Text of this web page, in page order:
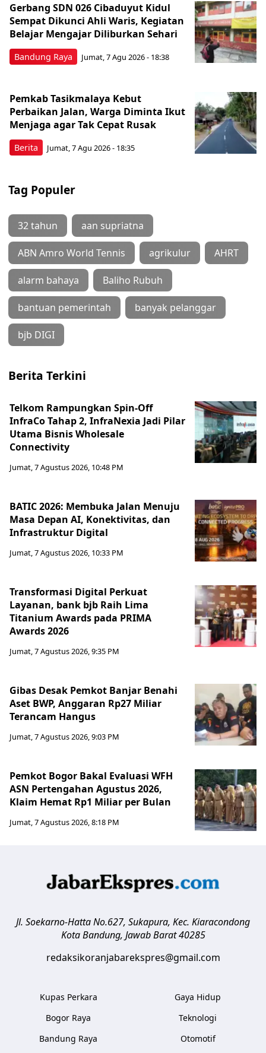
Bandung Raya
Gerbang SDN 026 Cibaduyut Kidul
Sempat Dikunci Ahli Waris, Kegiatan
Belajar Mengajar Diliburkan Sehari
Jumat, 7 Agu 2026 - 18:38
Berita
Pemkab Tasikmalaya Kebut
Perbaikan Jalan, Warga Diminta Ikut
Menjaga agar Tak Cepat Rusak
Jumat, 7 Agu 2026 - 18:35
Tag Populer
32 tahun aan supriatna
ABN Amro World Tennis agrikulur AHRT
alarm bahaya Baliho Rubuh
bantuan pemerintah banyak pelanggar
bjb DIGI
Berita Terkini
Telkom Rampungkan Spin-Off
InfraCo Tahap 2, InfraNexia Jadi Pilar
Utama Bisnis Wholesale
Connectivity
Jumat, 7 Agustus 2026, 10:48 PM
BATIC 2026: Membuka Jalan Menuju
Masa Depan AI, Konektivitas, dan
Infrastruktur Digital
Jumat, 7 Agustus 2026, 10:33 PM
Transformasi Digital Perkuat
Layanan, bank bjb Raih Lima
Titanium Awards pada PRIMA
Awards 2026
Jumat, 7 Agustus 2026, 9:35 PM
Gibas Desak Pemkot Banjar Benahi
Aset BWP, Anggaran Rp27 Miliar
Terancam Hangus
Jumat, 7 Agustus 2026, 9:03 PM
Pemkot Bogor Bakal Evaluasi WFH
ASN Pertengahan Agustus 2026,
Klaim Hemat Rp1 Miliar per Bulan
Jumat, 7 Agustus 2026, 8:18 PM
Jl. Soekarno-Hatta No.627, Sukapura, Kec. Kiaracondong
Kota Bandung, Jawab Barat 40285
redaksikoranjabarekspres@gmail.com
Kupas Perkara
Bogor Raya
Bandung Raya
Gaya Hidup
Teknologi
Otomotif